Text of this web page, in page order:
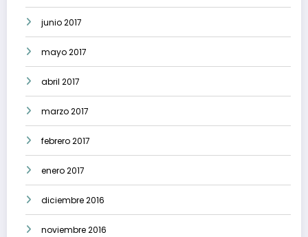
junio 2017
mayo 2017
abril 2017
marzo 2017
febrero 2017
enero 2017
diciembre 2016
noviembre 2016